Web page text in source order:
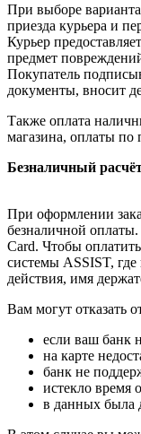
При выборе
приезда курьера и
Курьер
предмет
Покупатель
документы, вносит
Также оплата
магазина, оплаты по
Безналичный
При оформлении
безналичной
Card. Чтобы
системы ASSIST,
действия, имя
Вам могут отказать
если ваш банк
на карте
банк не
истекло время
в данных была